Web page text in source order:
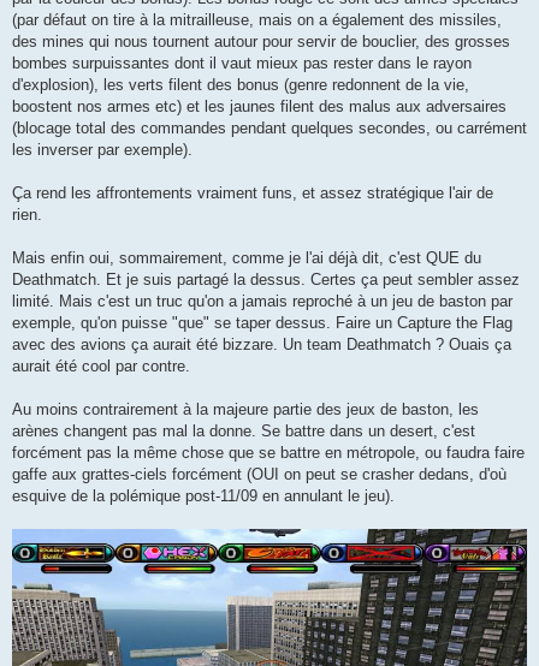
(par défaut on tire à la mitrailleuse, mais on a également des missiles,
des mines qui nous tournent autour pour servir de bouclier, des grosses
bombes surpuissantes dont il vaut mieux pas rester dans le rayon
d'explosion), les verts filent des bonus (genre redonnent de la vie,
boostent nos armes etc) et les jaunes filent des malus aux adversaires
(blocage total des commandes pendant quelques secondes, ou carrément
les inverser par exemple).
Ça rend les affrontements vraiment funs, et assez stratégique l'air de
rien.
Mais enfin oui, sommairement, comme je l'ai déjà dit, c'est QUE du
Deathmatch. Et je suis partagé la dessus. Certes ça peut sembler assez
limité. Mais c'est un truc qu'on a jamais reproché à un jeu de baston par
exemple, qu'on puisse "que" se taper dessus. Faire un Capture the Flag
avec des avions ça aurait été bizzare. Un team Deathmatch ? Ouais ça
aurait été cool par contre.
Au moins contrairement à la majeure partie des jeux de baston, les
arènes changent pas mal la donne. Se battre dans un desert, c'est
forcément pas la même chose que se battre en métropole, ou faudra faire
gaffe aux grattes-ciels forcément (OUI on peut se crasher dedans, d'où
esquive de la polémique post-11/09 en annulant le jeu).